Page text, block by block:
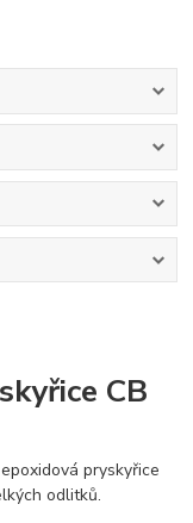
CB
pryskyřice
odlitků.